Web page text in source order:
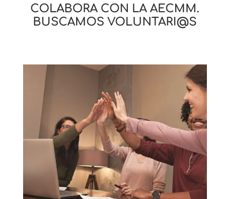
COLABORA CON LA AECMM.
BUSCAMOS VOLUNTARI@S